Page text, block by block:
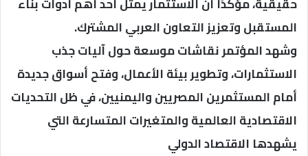
المستقبل وتعزيز التعاون العربي المشترك.
وشهد المؤتمر نقاشات موسعة حول آليات جذب
الاستثمارات، وتطوير بيئة الأعمال، وفتح أسواق جديدة
أمام المستثمرين المصريين واليمنيين، في ظل التحديات
الاقتصادية العالمية والمتغيرات المتسارعة التي
يشهدها الاقتصاد الدولي